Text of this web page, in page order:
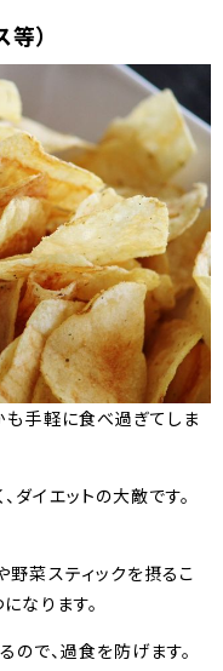
）
も手軽に食べ過ぎてしま
イエットの大敵です。
野菜スティックを摂るこ
なります。
で、過食を防げます。